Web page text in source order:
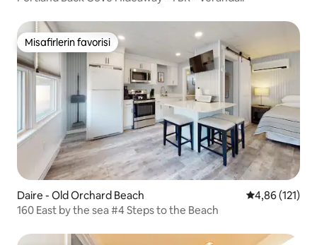
Misafirlerin favorisi
Misafirlerin favorisi
Daire - Old Orchard Beach 5 üzerinden
4,86 (121)
160 East by the sea #4 Steps to the Beach